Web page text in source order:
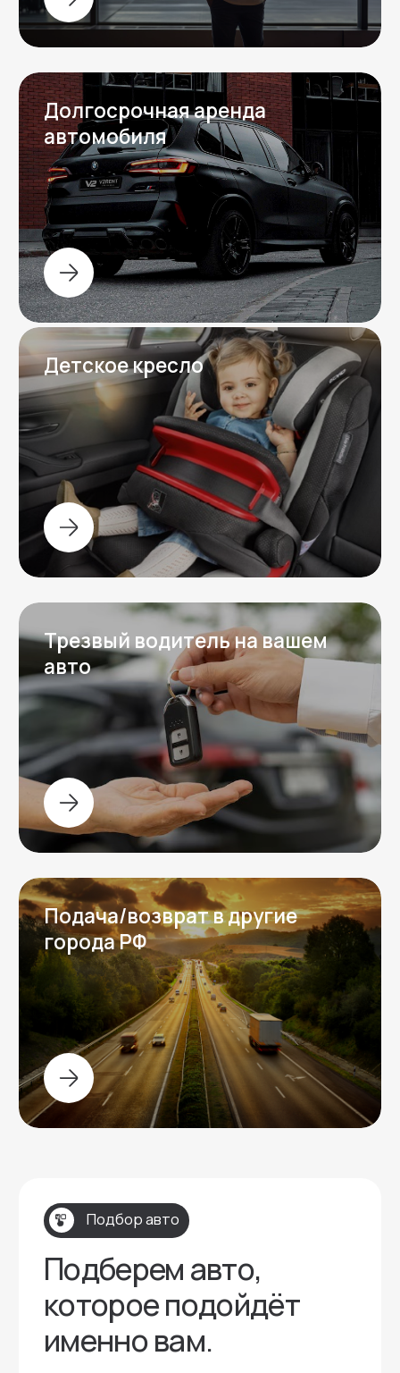
Вопрос-ответ
Отвечаем на частые
вопросы
Напишите нам в любой мессенджер,
ответим на ваши вопросы и обсудим
детали аренды автомобиля.
Написать в
Telegram
Написать в
WhatsApp
Остались вопросы?
Задать вопрос
+7 (996) 704-78-01
Адрес:
Мессенджеры:
Контактная информация
Контакты